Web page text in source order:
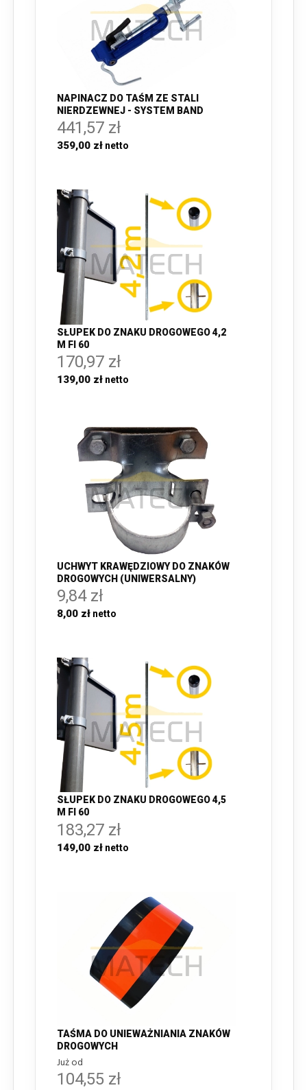
NAPINACZ DO TAŚM ZE STALI
NIERDZEWNEJ - SYSTEM BAND
441,57 zł
359,00 zł
SŁUPEK DO ZNAKU DROGOWEGO 4,2
M FI 60
170,97 zł
139,00 zł
UCHWYT KRAWĘDZIOWY DO ZNAKÓW
DROGOWYCH (UNIWERSALNY)
9,84 zł
8,00 zł
SŁUPEK DO ZNAKU DROGOWEGO 4,5
M FI 60
183,27 zł
149,00 zł
TAŚMA DO UNIEWAŻNIANIA ZNAKÓW
DROGOWYCH
Już od
104,55 zł